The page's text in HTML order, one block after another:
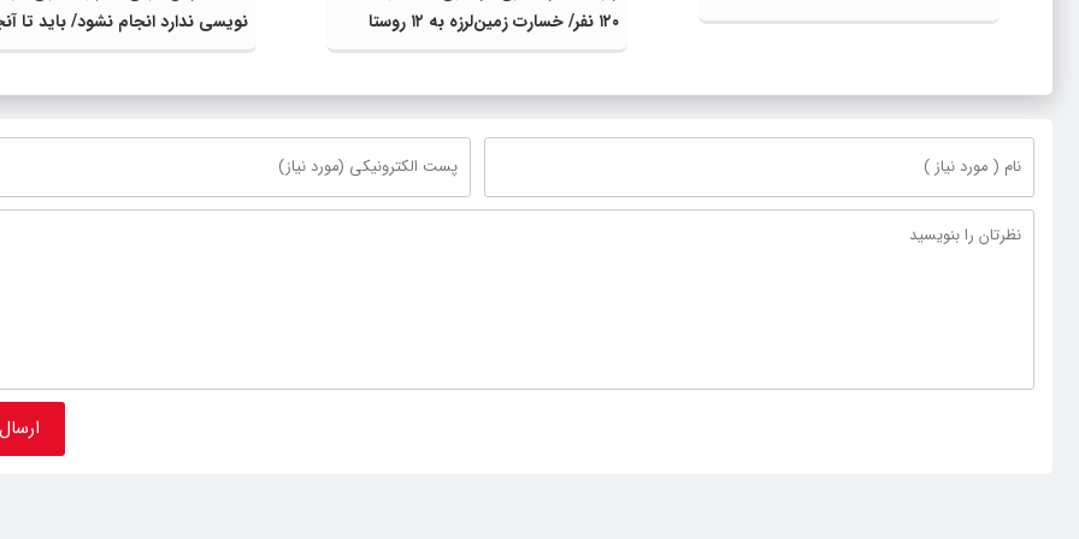
۱۲۰ نفر/ خسارت زمین‌لرزه به ۱۲ روستا
نویسی ندارد انجام نشود/ باید تا
امکان دارد هزینه‌های مردم را کم